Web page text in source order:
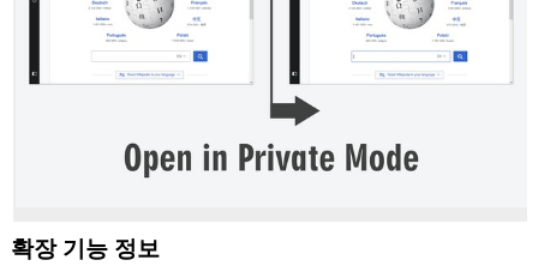
확장 기능 정보